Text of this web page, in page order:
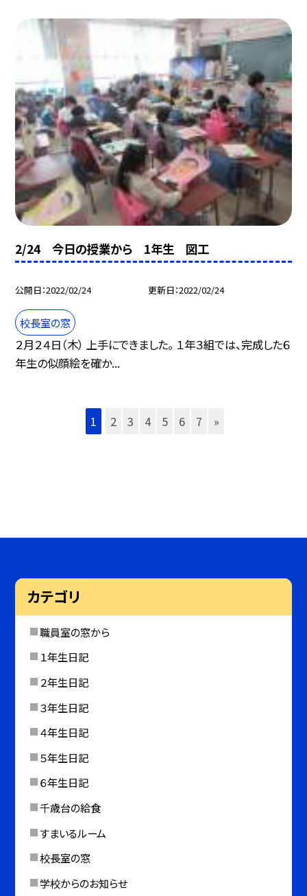
2/24 今日の授業から 1年生 図工
公開日 2022/02/24 更新日 2022/02/24
校長室の窓
２月２４日（木） 上手にできました。 １年３組では、完成した６
年生の似顔絵を確か...
1 2 3 4 5 6 7 »
カテゴリ
職員室の窓から
１年生日記
２年生日記
３年生日記
４年生日記
５年生日記
６年生日記
千歳台の給食
すまいるルーム
校長室の窓
学校からのお知らせ